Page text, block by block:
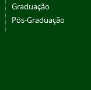
Graduação
Pós-Graduação